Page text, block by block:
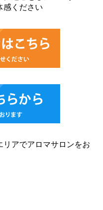
感ください
アでアロマサロンをお